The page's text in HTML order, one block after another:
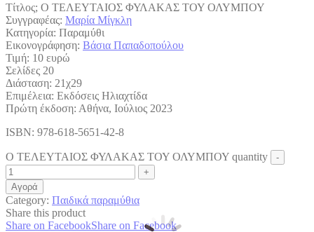
Τίτλος; Ο ΤΕΛΕΥΤΑΙΟΣ ΦΥΛΑΚΑΣ ΤΟΥ ΟΛΥΜΠΟΥ
Συγγραφέας: Μαρία Μίγκλη
Κατηγορία: Παραμύθι
Εικονογράφηση: Βάσια Παπαδοπούλου
Τιμή: 10 ευρώ
Σελίδες 20
Διάσταση: 21χ29
Επιμέλεια: Eκδόσεις Ηλιαχτίδα
Πρώτη έκδοση: Αθήνα, Ιούλιος 2023
ISBN: 978-618-5651-42-8
Ο ΤΕΛΕΥΤΑΙΟΣ ΦΥΛΑΚΑΣ ΤΟΥ ΟΛΥΜΠΟΥ quantity
Αγορά
Category: Παιδικά παραμύθια
Share this product
Share on FacebookShare on Facebook